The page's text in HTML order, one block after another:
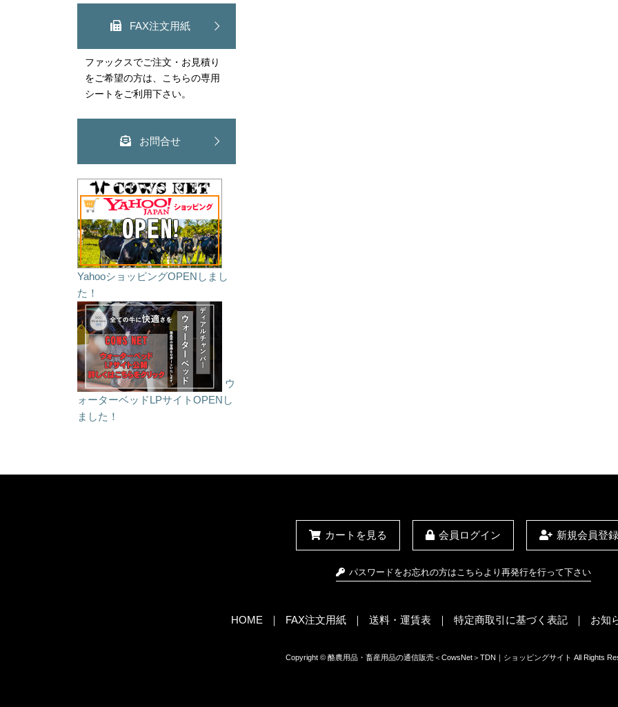
FAX注文用紙
ファックスでご注文・お見積り
をご希望の方は、こちらの専用
シートをご利用下さい。
お問合せ
YahooショッピングOPENしまし
た！
ウ
ォーターベッドLPサイトOPENし
ました！
カートを見る 会員ログイン 新規会員登録
パスワードをお忘れの方はこちらより再発行を行って下さい
HOME FAX注文用紙 送料・運賃表 特定商取引に基づく表記 お知
Copyright © 酪農用品・畜産用品の通信販売＜CowsNet＞TDN｜ショッピングサイト All Rights